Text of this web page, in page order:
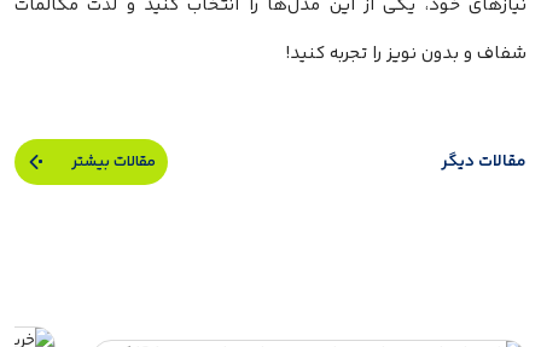
نیازهای خود، یکی از این مدل‌ها را انتخاب کنید و لذت مکالمات
شفاف و بدون نویز را تجربه کنید!
مقالات دیگر مقالات بیشتر